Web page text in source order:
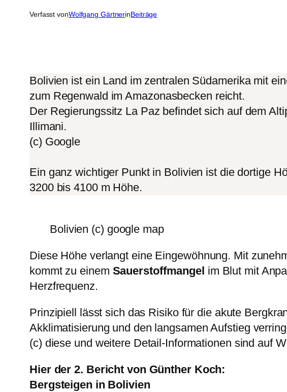
Verfasst vonWolfgang GärtnerinBeiträge
Bolivien ist ein Land im zentralen Südamerika mit
zum Regenwald im Amazonasbecken reicht.
Der Regierungssitz La Paz befindet sich auf dem
Illimani.
(c) Google
Ein ganz wichtiger Punkt in Bolivien ist die dortige
3200 bis 4100 m Höhe.
Bolivien (c) google map
Diese Höhe verlangt eine Eingewöhnung. Mit
kommt zu einem Sauerstoffmangel im Blut mit
Herzfrequenz.
Prinzipiell lässt sich das Risiko für die akute
Akklimatisierung und den langsamen Aufstieg
(c) diese und weitere Detail-Informationen sind auf
Hier der 2. Bericht von Günther Koch:
Bergsteigen in Bolivien